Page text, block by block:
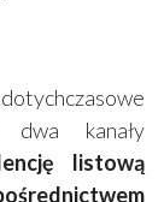
dwa kanały
listową